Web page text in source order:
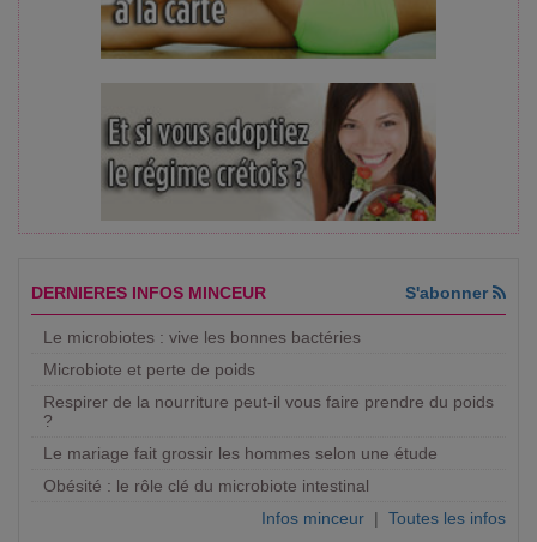
DERNIERES INFOS MINCEUR S'abonner
Le microbiotes : vive les bonnes bactéries
Microbiote et perte de poids
Respirer de la nourriture peut-il vous faire prendre du poids
?
Le mariage fait grossir les hommes selon une étude
Obésité : le rôle clé du microbiote intestinal
Infos minceur | Toutes les infos